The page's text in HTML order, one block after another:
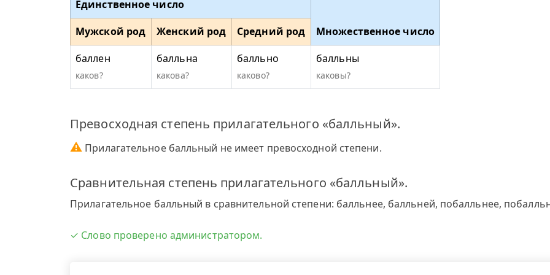
Единственное число
Множественное число
Мужской род Женский род
Средний род
баллен
каков?
балльна
какова?
балльно
каково?
балльны
каковы?
Превосходная степень прилагательного «балльный».
⚠ Прилагательное балльный не имеет превосходной степени.
Сравнительная степень прилагательного «балльный».
Прилагательное балльный в сравнительной степени: балльнее, балльней, побалльнее,
✓ Слово проверено администратором.